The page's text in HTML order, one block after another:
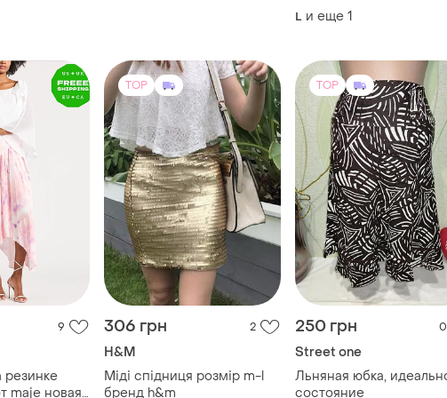
спідниця з принтом
L и еще 1
9
maje новая
TOP
306 грн 2
H&M
Міді спідниця розмір m-l
бренд h&m
TOP
250 грн 0
Street one
Льняная юбка,
состояние